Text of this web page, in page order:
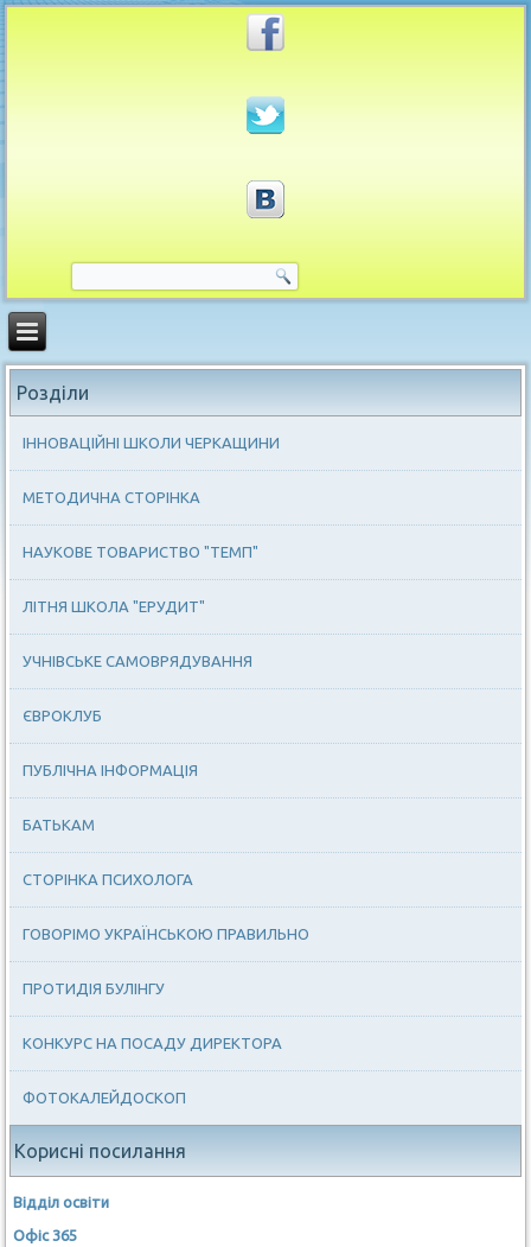
Розділи
ІННОВАЦІЙНІ ШКОЛИ ЧЕРКАЩИНИ
МЕТОДИЧНА СТОРІНКА
НАУКОВЕ ТОВАРИСТВО "ТЕМП"
ЛІТНЯ ШКОЛА "ЕРУДИТ"
УЧНІВСЬКЕ САМОВРЯДУВАННЯ
ЄВРОКЛУБ
ПУБЛІЧНА ІНФОРМАЦІЯ
БАТЬКАМ
СТОРІНКА ПСИХОЛОГА
ГОВОРІМО УКРАЇНСЬКОЮ ПРАВИЛЬНО
ПРОТИДІЯ БУЛІНГУ
КОНКУРС НА ПОСАДУ ДИРЕКТОРА
ФОТОКАЛЕЙДОСКОП
Корисні посилання
Відділ освіти
Офіс 365